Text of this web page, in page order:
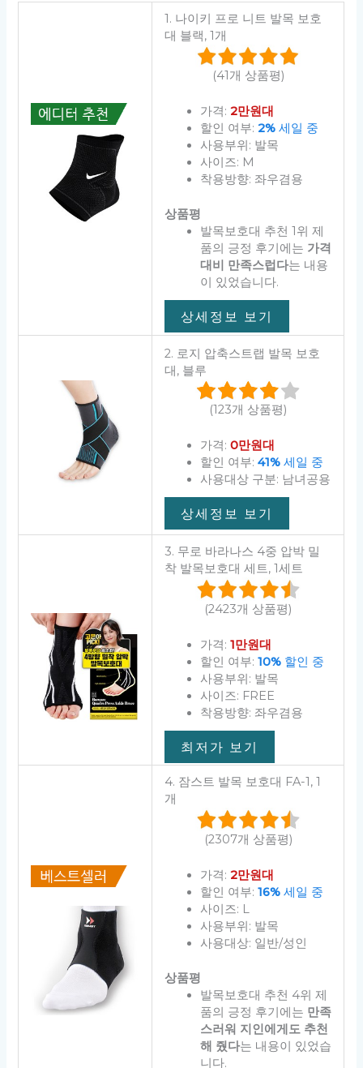
1. 나이키 프로 니트 발목 보호
대 블랙, 1개
(41개 상품평)
가격: 2만원대
할인 여부: 2%세일 중
사용부위: 발목
사이즈: M
착용방향: 좌우겸용
상품평
발목보호대 추천 1위 제
품의 긍정 후기에는 가격
대비 만족스럽다는 내용
이 있었습니다.
상세정보 보기
2. 로지 압축스트랩 발목 보호
대, 블루
(123개 상품평)
가격: 0만원대
할인 여부: 41%세일 중
사용대상 구분: 남녀공용
상세정보 보기
3. 무로 바라나스 4중 압박 밀
착 발목보호대 세트, 1세트
(2423개 상품평)
가격: 1만원대
할인 여부: 10%할인 중
사용부위: 발목
사이즈: FREE
착용방향: 좌우겸용
최저가 보기
4. 잠스트 발목 보호대 FA-1, 1
개
(2307개 상품평)
가격: 2만원대
할인 여부: 16%세일 중
사이즈: L
사용부위: 발목
사용대상: 일반/성인
상품평
발목보호대 추천 4위 제
품의 긍정 후기에는 만족
스러워 지인에게도 추천
해 줬다는 내용이 있었습
니다.